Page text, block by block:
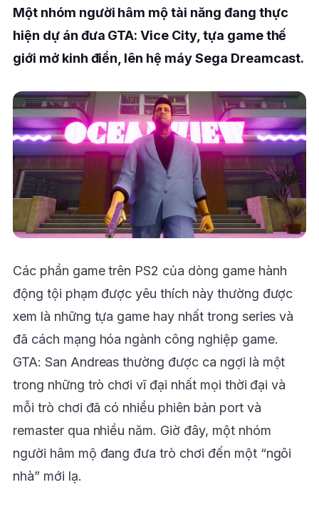
Một nhóm người hâm mộ tài năng đang thực
hiện dự án đưa GTA: Vice City, tựa game thế
giới mở kinh điển, lên hệ máy Sega Dreamcast.
Các phần game trên PS2 của dòng game hành
động tội phạm được yêu thích này thường được
xem là những tựa game hay nhất trong series và
đã cách mạng hóa ngành công nghiệp game.
GTA: San Andreas thường được ca ngợi là một
trong những trò chơi vĩ đại nhất mọi thời đại và
mỗi trò chơi đã có nhiều phiên bản port và
remaster qua nhiều năm. Giờ đây, một nhóm
người hâm mộ đang đưa trò chơi đến một “ngôi
nhà” mới lạ.